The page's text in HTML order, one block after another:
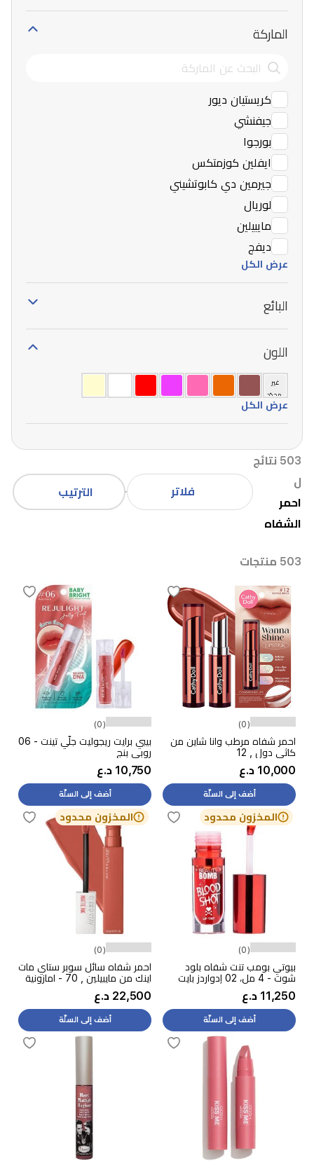
الماركة
كريستيان ديور
جيفنشي
بورجوا
ايفلين كوزمتكس
جيرمين دي كابوتشيني
لوريال
مايبيلين
ديفج
عرض الكل
البائع
اللون
غير
محدّد
عرض الكل
503 نتائج
ل
احمر
الشفاه
فلاتر الترتيب
503 منتجات
(0)
احمر شفاه مرطب وانا شاين من
كاثي دول , 12
10,000 د.ع
أضف إلى السلّة
(0)
بيبي برايت ريجوليت جلّي تينت - 06
روبي بنج
10,750 د.ع
أضف إلى السلّة
المخزون محدود
(0)
بيوتي بومب تنت شفاه بلود
شوت - 4 مل، 02 إدواردز بايت
11,250 د.ع
أضف إلى السلّة
المخزون محدود
(0)
احمر شفاه سائل سوبر ستاي مات
اينك من مايبيلين , 70 - امازونية
22,500 د.ع
أضف إلى السلّة